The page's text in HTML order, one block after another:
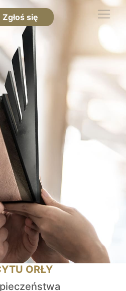
Zgłoś się
ORŁY